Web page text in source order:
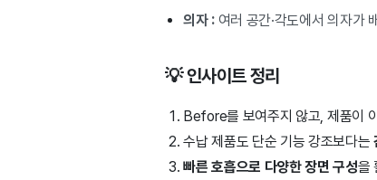
의자 : 여러 공간·각도에서 의자가
💡인사이트 정리
Before를 보여주지 않고, 제품이
수납 제품도 단순 기능 강조보다는
빠른 호흡으로 다양한 장면 구성을